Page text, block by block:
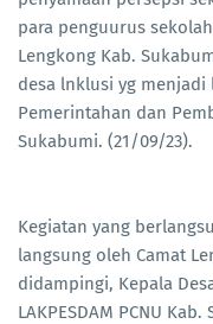
para penguurus
Lengkong Kab.
desa lnklusi yg menjadi
Pemerintahan dan
Sukabumi. (21/09/23).
Kegiatan yang
langsung oleh Camat
didampingi, Kepala
LAKPESDAM PCNU